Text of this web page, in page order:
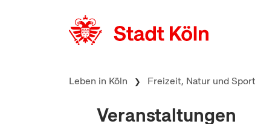
Leben in Köln Freizeit, Natur und Sport
Veranstaltungen